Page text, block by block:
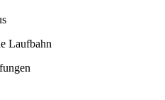
Laufbahn